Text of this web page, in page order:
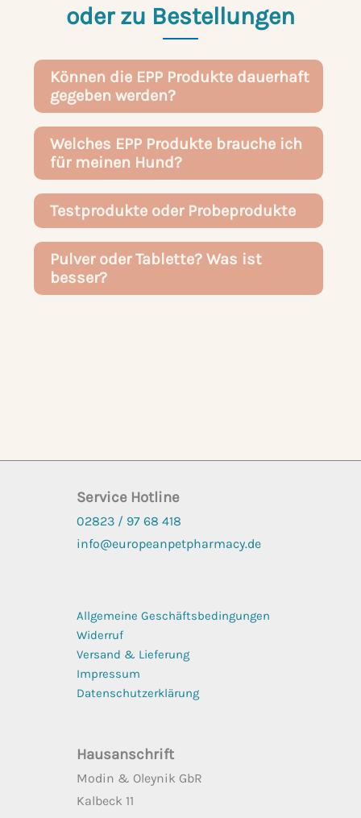
oder zu Bestellungen
Können die EPP Produkte dauerhaft
gegeben werden?
Welches EPP Produkte brauche ich
für meinen Hund?
Testprodukte oder Probeprodukte
Pulver oder Tablette? Was ist
besser?
Service Hotline
02823 / 97 68 418
info@europeanpetpharmacy.de
Allgemeine Geschäftsbedingungen
Widerruf
Versand & Lieferung
Impressum
Datenschutzerklärung
Hausanschrift
Modin & Oleynik GbR
Kalbeck 11